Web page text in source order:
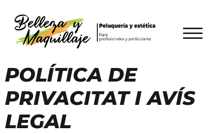
POLÍTICA DE
PRIVACITAT I AVÍS
LEGAL